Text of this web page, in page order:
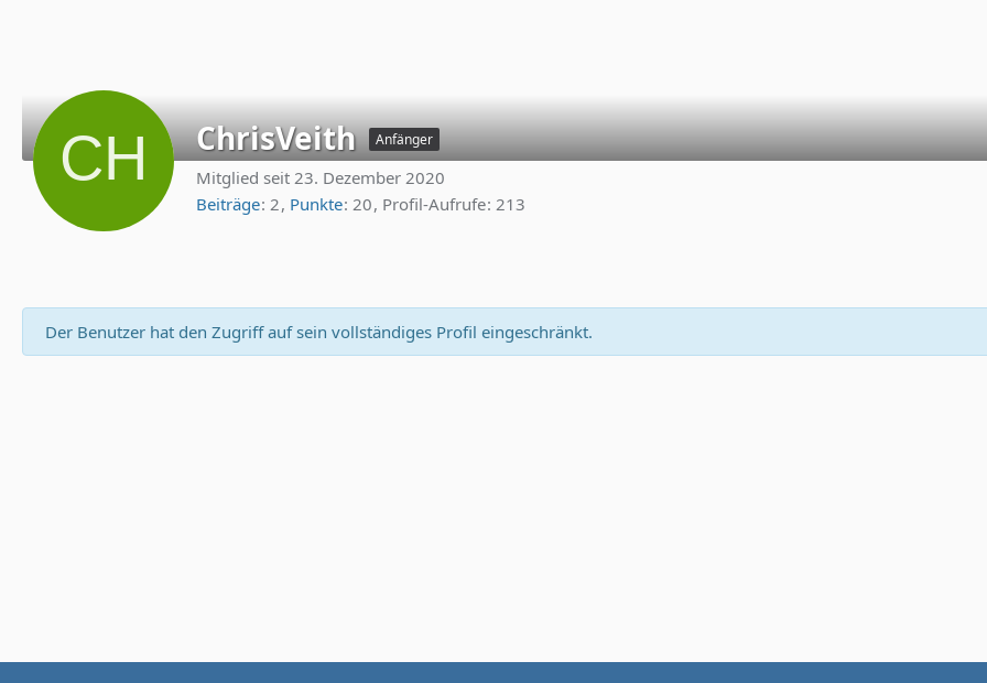
ChrisVeith Anfänger
Mitglied seit 23. Dezember 2020
Beiträge 2 Punkte 20 Profil-Aufrufe 213
Der Benutzer hat den Zugriff auf sein vollständiges Profil eingeschränkt.